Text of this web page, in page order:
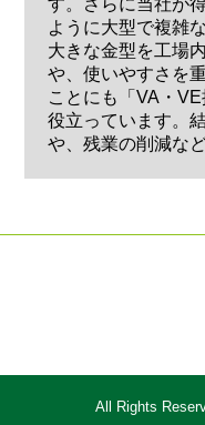
す。さらに当社が
ように大型で複雑
大きな金型を工場
や、使いやすさを
ことにも「VA・
役立っています。
や、残業の削減な
All Rights